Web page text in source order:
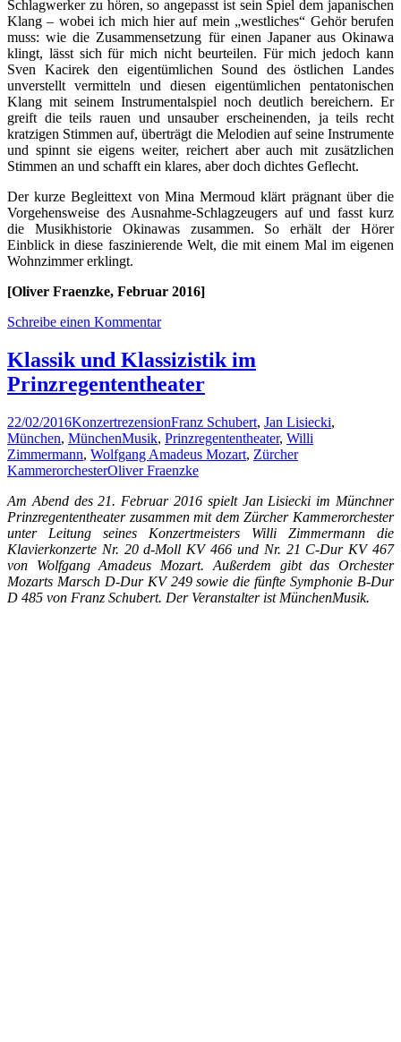
Schlagwerker zu hören, so angepasst ist sein Spiel dem japanischen
Klang – wobei ich mich hier auf mein „westliches“ Gehör berufen
muss: wie die Zusammensetzung für einen Japaner aus Okinawa
klingt, lässt sich für mich nicht beurteilen. Für mich jedoch kann
Sven Kacirek den eigentümlichen Sound des östlichen Landes
unverstellt vermitteln und diesen eigentümlichen pentatonischen
Klang mit seinem Instrumentalspiel noch deutlich bereichern. Er
greift die teils rauen und unsauber erscheinenden, ja teils recht
kratzigen Stimmen auf, überträgt die Melodien auf seine Instrumente
und spinnt sie eigens weiter, reichert aber auch mit zusätzlichen
Stimmen an und schafft ein klares, aber doch dichtes Geflecht.
Der kurze Begleittext von Mina Mermoud klärt prägnant über die
Vorgehensweise des Ausnahme-Schlagzeugers auf und fasst kurz
die Musikhistorie Okinawas zusammen. So erhält der Hörer
Einblick in diese faszinierende Welt, die mit einem Mal im eigenen
Wohnzimmer erklingt.
[Oliver Fraenzke, Februar 2016]
Schreibe einen Kommentar
Klassik und Klassizistik im
Prinzregententheater
22/02/2016KonzertrezensionFranz Schubert, Jan Lisiecki,
München, MünchenMusik, Prinzregententheater, Willi
Zimmermann, Wolfgang Amadeus Mozart, Zürcher
KammerorchesterOliver Fraenzke
Am Abend des 21. Februar 2016 spielt Jan Lisiecki im Münchner
Prinzregententheater zusammen mit dem Zürcher Kammerorchester
unter Leitung seines Konzertmeisters Willi Zimmermann die
Klavierkonzerte Nr. 20 d-Moll KV 466 und Nr. 21 C-Dur KV 467
von Wolfgang Amadeus Mozart. Außerdem gibt das Orchester
Mozarts Marsch D-Dur KV 249 sowie die fünfte Symphonie B-Dur
D 485 von Franz Schubert. Der Veranstalter ist MünchenMusik.